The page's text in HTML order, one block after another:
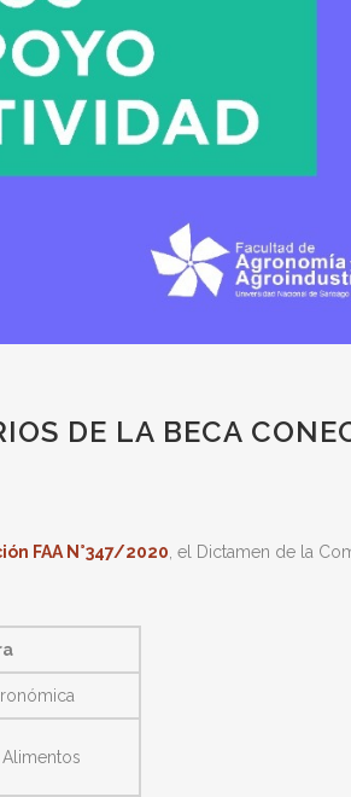
DE LA BECA
FAA N°347/2020 , el Dictamen de la
Alimentos